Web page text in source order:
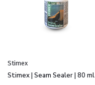
Stimex
Stimex | Seam Sealer | 80 ml